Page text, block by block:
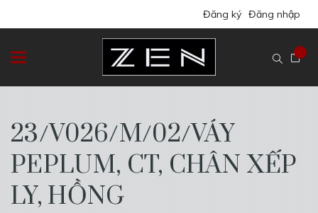
Đăng ký Đăng nhập
23/V026/M/02/VÁY
PEPLUM, CT, CHÂN XẾP
LY, HỒNG